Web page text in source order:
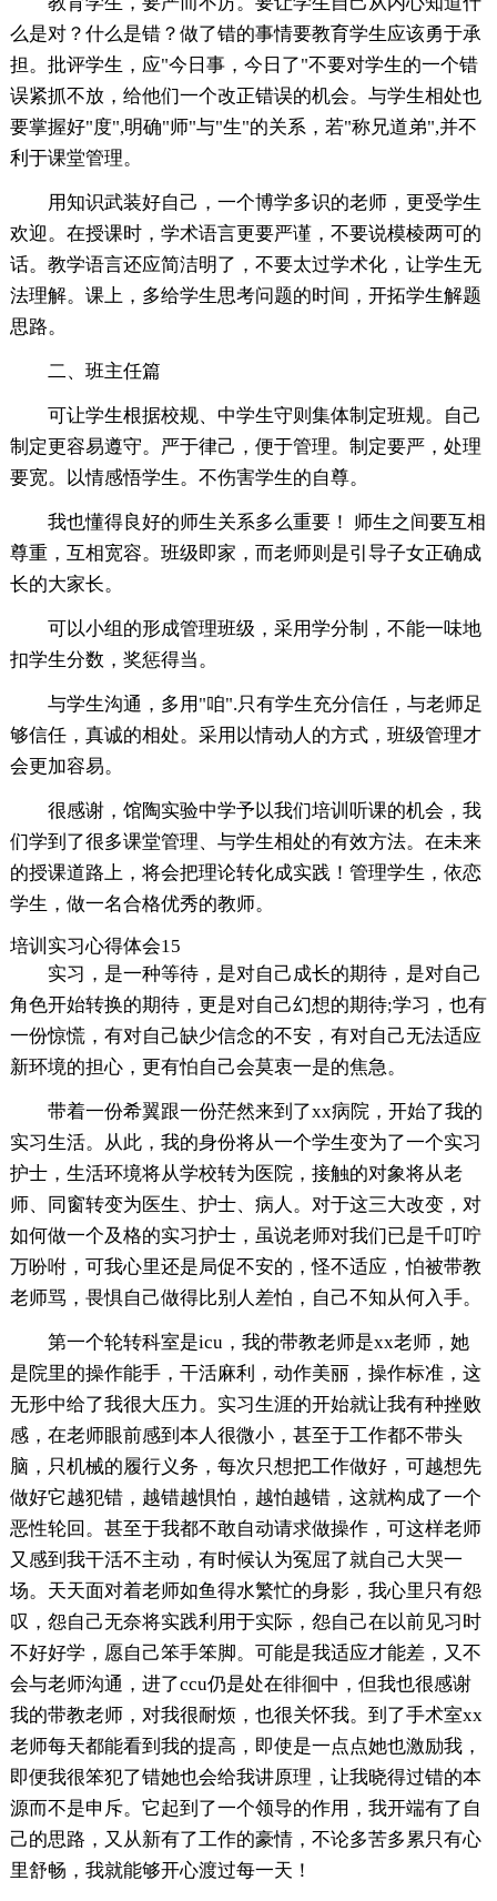
么是对？什么是错？做了错的事情要教育学生应该勇于承
担。批评学生，应"今日事，今日了"不要对学生的一个错
误紧抓不放，给他们一个改正错误的机会。与学生相处也
要掌握好"度",明确"师"与"生"的关系，若"称兄道弟",并不
利于课堂管理。
用知识武装好自己，一个博学多识的老师，更受学生
欢迎。在授课时，学术语言更要严谨，不要说模棱两可的
话。教学语言还应简洁明了，不要太过学术化，让学生无
法理解。课上，多给学生思考问题的时间，开拓学生解题
思路。
二、班主任篇
可让学生根据校规、中学生守则集体制定班规。自己
制定更容易遵守。严于律己，便于管理。制定要严，处理
要宽。以情感悟学生。不伤害学生的自尊。
我也懂得良好的师生关系多么重要！ 师生之间要互相
尊重，互相宽容。班级即家，而老师则是引导子女正确成
长的大家长。
可以小组的形成管理班级，采用学分制，不能一味地
扣学生分数，奖惩得当。
与学生沟通，多用"咱".只有学生充分信任，与老师足
够信任，真诚的相处。采用以情动人的方式，班级管理才
会更加容易。
很感谢，馆陶实验中学予以我们培训听课的机会，我
们学到了很多课堂管理、与学生相处的有效方法。在未来
的授课道路上，将会把理论转化成实践！管理学生，依恋
学生，做一名合格优秀的教师。
培训实习心得体会15
实习，是一种等待，是对自己成长的期待，是对自己
角色开始转换的期待，更是对自己幻想的期待;学习，也有
一份惊慌，有对自己缺少信念的不安，有对自己无法适应
新环境的担心，更有怕自己会莫衷一是的焦急。
带着一份希翼跟一份茫然来到了xx病院，开始了我的
实习生活。从此，我的身份将从一个学生变为了一个实习
护士，生活环境将从学校转为医院，接触的对象将从老
师、同窗转变为医生、护士、病人。对于这三大改变，对
如何做一个及格的实习护士，虽说老师对我们已是千叮咛
万吩咐，可我心里还是局促不安的，怪不适应，怕被带教
老师骂，畏惧自己做得比别人差怕，自己不知从何入手。
第一个轮转科室是icu，我的带教老师是xx老师，她
是院里的操作能手，干活麻利，动作美丽，操作标准，这
无形中给了我很大压力。实习生涯的开始就让我有种挫败
感，在老师眼前感到本人很微小，甚至于工作都不带头
脑，只机械的履行义务，每次只想把工作做好，可越想先
做好它越犯错，越错越惧怕，越怕越错，这就构成了一个
恶性轮回。甚至于我都不敢自动请求做操作，可这样老师
又感到我干活不主动，有时候认为冤屈了就自己大哭一
场。天天面对着老师如鱼得水繁忙的身影，我心里只有怨
叹，怨自己无奈将实践利用于实际，怨自己在以前见习时
不好好学，愿自己笨手笨脚。可能是我适应才能差，又不
会与老师沟通，进了ccu仍是处在徘徊中，但我也很感谢
我的带教老师，对我很耐烦，也很关怀我。到了手术室xx
老师每天都能看到我的提高，即使是一点点她也激励我，
即便我很笨犯了错她也会给我讲原理，让我晓得过错的本
源而不是申斥。它起到了一个领导的作用，我开端有了自
己的思路，又从新有了工作的豪情，不论多苦多累只有心
里舒畅，我就能够开心渡过每一天！